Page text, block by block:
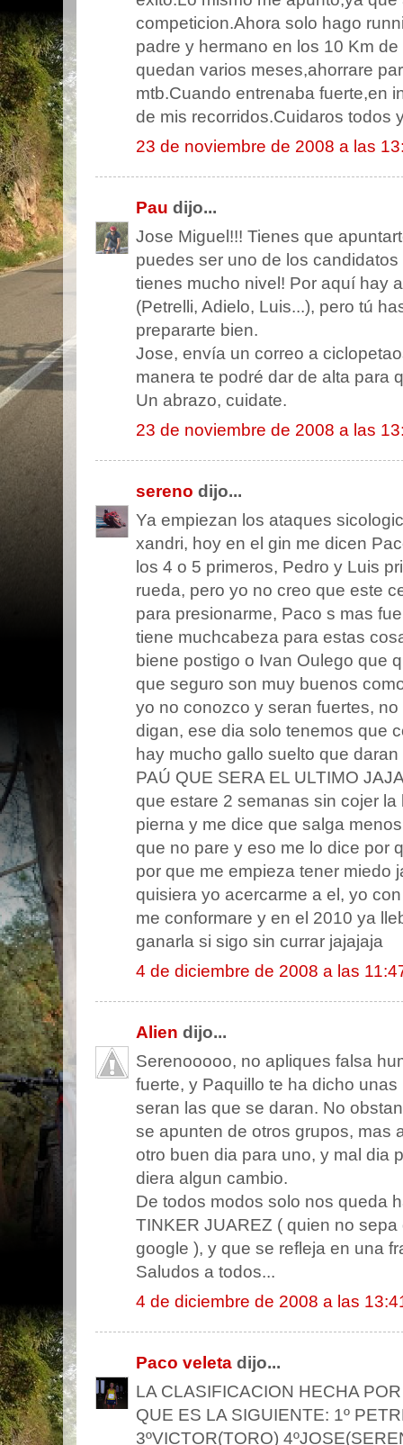
competicion.Ahora solo hago
padre y hermano en los 10 Km
quedan varios meses,ahorrare
mtb.Cuando entrenaba fuerte,en
de mis recorridos.Cuidaros todos
23 de noviembre de 2008 a las
Pau dijo...
Jose Miguel!!! Tienes que
puedes ser uno de los
tienes mucho nivel! Por aquí hay
(Petrelli, Adielo, Luis...), pero tú
prepararte bien.
Jose, envía un correo a
manera te podré dar de alta para
Un abrazo, cuidate.
23 de noviembre de 2008 a las
sereno dijo...
Ya empiezan los ataques
xandri, hoy en el gin me dicen
los 4 o 5 primeros, Pedro y Luis
rueda, pero yo no creo que este
para presionarme, Paco s mas
tiene muchcabeza para estas
biene postigo o Ivan Oulego que
que seguro son muy buenos
yo no conozco y seran fuertes,
digan, ese dia solo tenemos que
hay mucho gallo suelto que
PAÚ QUE SERA EL ULTIMO
que estare 2 semanas sin cojer
pierna y me dice que salga
que no pare y eso me lo dice por
por que me empieza tener miedo
quisiera yo acercarme a el, yo
me conformare y en el 2010 ya
ganarla si sigo sin currar jajajaja
4 de diciembre de 2008 a las
Alien dijo...
Serenooooo, no apliques falsa
fuerte, y Paquillo te ha dicho
seran las que se daran. No
se apunten de otros grupos, mas
otro buen dia para uno, y mal dia
diera algun cambio.
De todos modos solo nos queda
TINKER JUAREZ ( quien no
google ), y que se refleja en una
Saludos a todos...
4 de diciembre de 2008 a las
Paco veleta dijo...
LA CLASIFICACION HECHA
QUE ES LA SIGUIENTE: 1º
3ºVICTOR(TORO)